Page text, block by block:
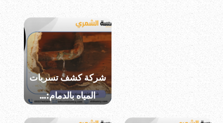
أفضل شركة كشف
تسربات المياه…
شركة كشف تسربات
المياه بالدمام:…